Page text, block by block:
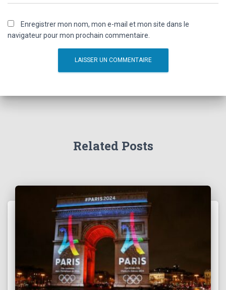
Enregistrer mon nom, mon e-mail et mon site dans le
navigateur pour mon prochain commentaire.
Related Posts